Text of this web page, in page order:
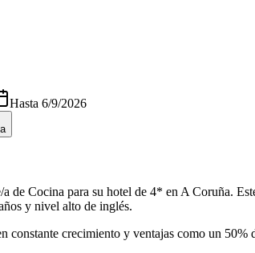
Hasta 6/9/2026
de Cocina para su hotel de 4* en A Coruña.
y nivel alto de inglés.
constante crecimiento y ventajas como un 50%